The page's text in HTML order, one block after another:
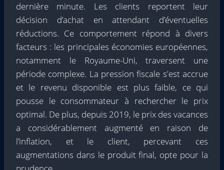
dernière minute. Les clients reportent leur
décision d’achat en attendant d’éventuelles
réductions. Ce comportement répond à divers
facteurs : les principales économies européennes,
notamment le Royaume-Uni, traversent une
période complexe. La pression fiscale s'est accrue
et le revenu disponible est plus faible, ce qui
pousse le consommateur à rechercher le prix
optimal. De plus, depuis 2019, le prix des vacances
a considérablement augmenté en raison de
l’inflation, et le client, percevant ces
augmentations dans le produit final, opte pour la